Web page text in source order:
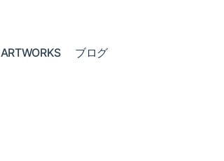
ARTWORKS ブログ